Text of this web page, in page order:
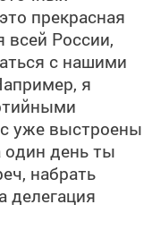
прекрасная
всей России,
с нашими
я
уже выстроены
один день ты
набрать
делегация